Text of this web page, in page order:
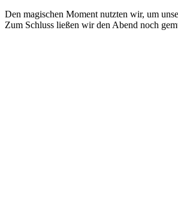
Den magischen Moment nutzten wir, um
Zum Schluss ließen wir den Abend noch